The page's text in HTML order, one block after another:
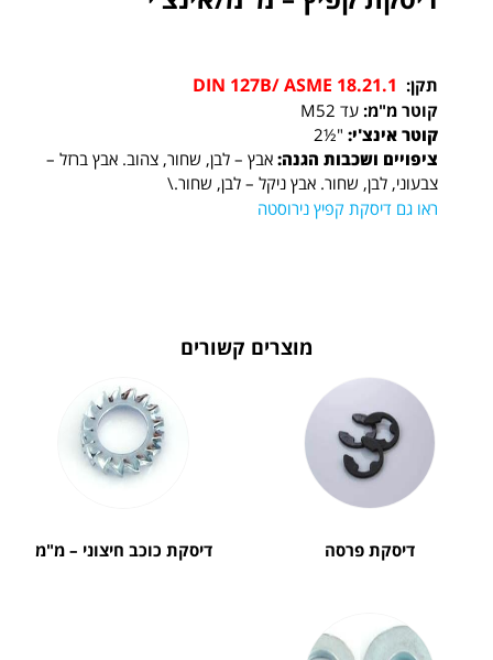
תקן:
קוטר מ"מ: עד M52
קוטר אינצ'י: "½2
ציפויים ושכבות הגנה: אבץ – לבן, שחור, צהוב. אבץ ברזל –
צבעוני, לבן, שחור. אבץ ניקל – לבן, שחור.\
ראו גם דיסקת קפיץ נירוסטה
מוצרים קשורים
דיסקת פרסה דיסקת כוכב חיצוני – מ"מ